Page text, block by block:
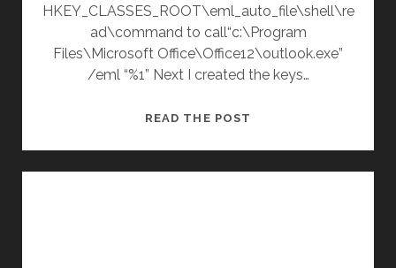
HKEY_CLASSES_ROOT\eml_auto_file\shell\re
ad\command to call“c:\Program
Files\Microsoft Office\Office12\outlook.exe”
/eml “%1” Next I created the keys…
READ THE POST